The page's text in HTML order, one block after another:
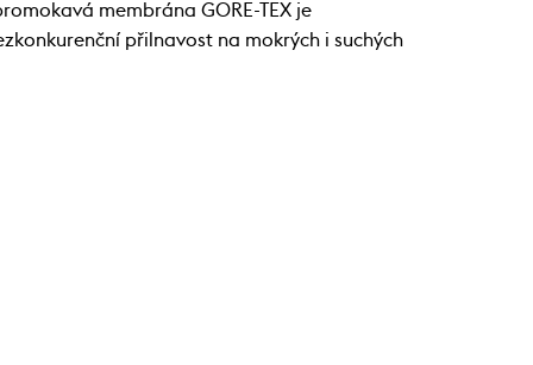
membrána GORE-TEX je
přilnavost na mokrých i suchých